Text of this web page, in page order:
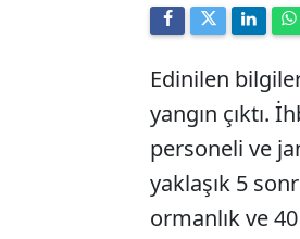
Edinilen
yangın çıktı.
personeli ve
yaklaşık 5
ormanlık ve